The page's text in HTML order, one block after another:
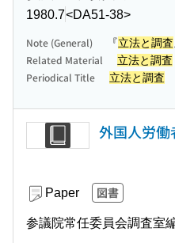
1980.7<DA51-38>
Note (General) 『立法と調査
Related Material 立法と調査
Periodical Title 立法と調査
外国人労働
Paper 図書
参議院常任委員会調査室